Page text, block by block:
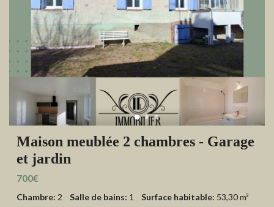
Maison meublée 2 chambres - Garage
et jardin
700€
Chambre: 2 Salle de bains: 1 Surface habitable: 53,30 m²